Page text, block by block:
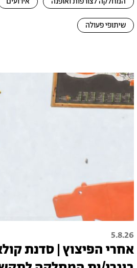
שיתופי פעולה
5.8.26
אחרי הפיצוץ | סדנת